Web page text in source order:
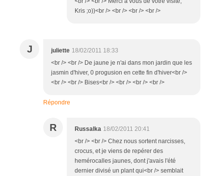
Kris ;o))<br /> <br /> <br /> <br />
J juliette 18/02/2011 18:33
<br /> <br /> De jaune je n'ai dans mon jardin que les
jasmin d'hiver, 0 progusion en cette fin d'hiver<br />
<br /> <br /> Bises<br /> <br /> <br /> <br />
Répondre
R Russalka 18/02/2011 20:41
<br /> <br /> Chez nous sortent narcisses,
crocus, et je viens de repérer des
hemérocalles jaunes, dont j'avais l'été
dernier divisé un plant qui<br /> semblait